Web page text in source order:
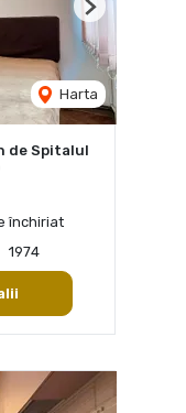
Harta
Next
de Spitalul
închiriat
1974